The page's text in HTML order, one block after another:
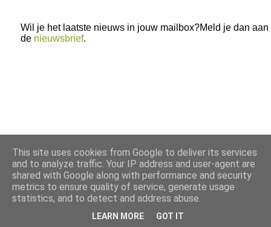
Wil je het laatste nieuws in jouw mailbox?Meld je dan aan
de nieuwsbrief.
This site uses cookies from Google to deliver its services
and to analyze traffic. Your IP address and user-agent are
shared with Google along with performance and security
metrics to ensure quality of service, generate usage
statistics, and to detect and address abuse.
LEARN MORE GOT IT